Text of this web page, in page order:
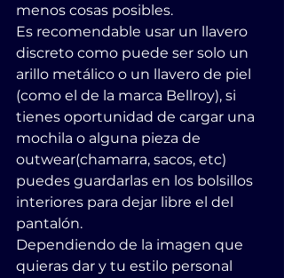
menos cosas posibles.
Es recomendable usar un llavero
discreto como puede ser solo un
arillo metálico o un llavero de piel
(como el de la marca Bellroy), si
tienes oportunidad de cargar una
mochila o alguna pieza de
outwear(chamarra, sacos, etc)
puedes guardarlas en los bolsillos
interiores para dejar libre el del
pantalón.
Dependiendo de la imagen que
quieras dar y tu estilo personal